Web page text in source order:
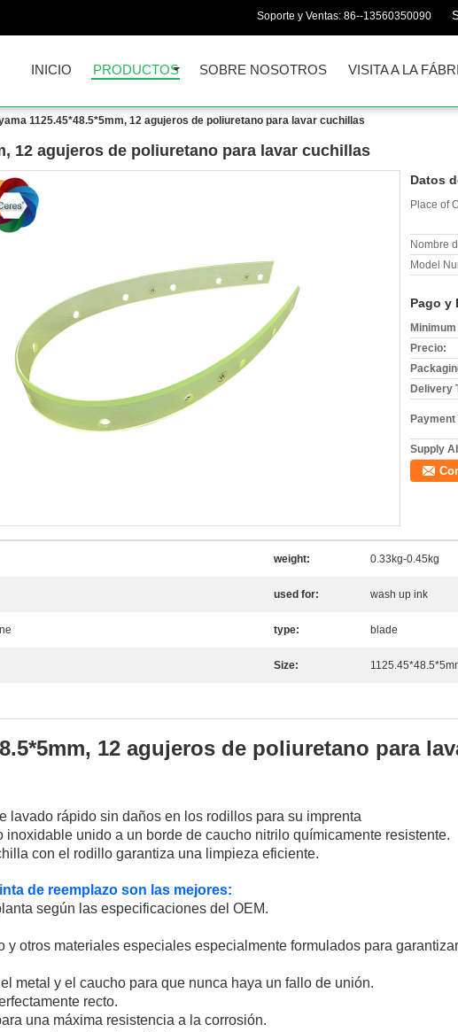
Soporte y Ventas: 86--13560350090
INICIO PRODUCTOS SOBRE NOSOTROS VISITA A LA
1125.45*48.5*5mm, 12 agujeros de poliuretano para lavar cuchillas
12 agujeros de poliuretano para lavar cuchillas
Datos
Place of
Nombre
Model
Pago y
Precio:
Delivery
Payment
Supply
weight: 0.33kg-0.45kg
used for: wash up ink
type: blade
Size:
12 agujeros de poliuretano para
lavado rápido sin daños en los rodillos para su imprenta
inoxidable unido a un borde de caucho nitrilo químicamente resistente.
con el rodillo garantiza una limpieza eficiente.
de reemplazo son las mejores:
según las especificaciones del OEM.
y otros materiales especiales especialmente formulados para
metal y el caucho para que nunca haya un fallo de unión.
recto.
una máxima resistencia a la corrosión.